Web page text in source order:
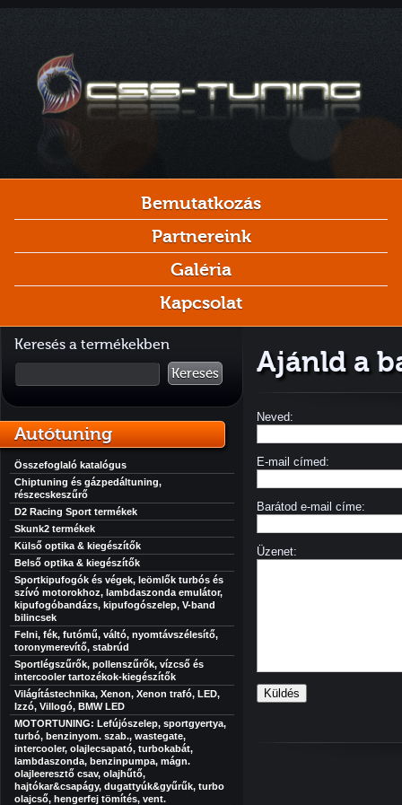
Bemutatkozás
Partnereink
Galéria
Kapcsolat
Keresés a termékekben
Keresés
Autótuning
Összefoglaló katalógus
Chiptuning és gázpedáltuning,
részecskeszűrő
D2 Racing Sport termékek
Skunk2 termékek
Külső optika & kiegészítők
Belső optika & kiegészítők
Sportkipufogók és végek, leömlők turbós és
szívó motorokhoz, lambdaszonda emulátor,
kipufogóbandázs, kipufogószelep, V-band
bilincsek
Felni, fék, futómű, váltó, nyomtávszélesítő,
toronymerevítő, stabrúd
Sportlégszűrők, pollenszűrők, vízcső és
intercooler tartozékok-kiegészítők
Világítástechnika, Xenon, Xenon trafó, LED,
Izzó, Villogó, BMW LED
MOTORTUNING: Lefújószelep, sportgyertya,
turbó, benzinyom. szab., wastegate,
intercooler, olajlecsapató, turbokabát,
lambdaszonda, benzinpumpa, mágn.
olajleeresztő csav, olajhűtő,
hajtókar&csapágy, dugattyúk&gyűrűk, turbo
olajcső, hengerfej tömítés, vent.
Ajánld a
Neved:
E-mail címed:
Barátod e-mail címe:
Üzenet:
Küldés